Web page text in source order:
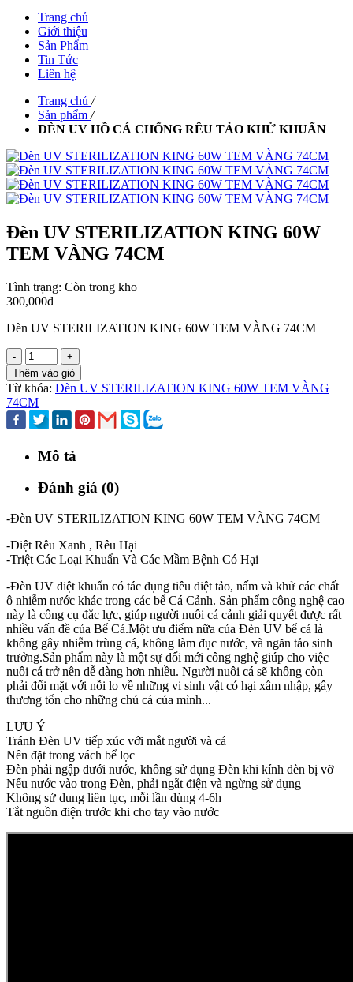
Trang chủ
Giới thiệu
Sản Phẩm
Tin Tức
Liên hệ
Trang chủ /
Sản phẩm /
ĐÈN UV HỒ CÁ CHỐNG RÊU TẢO KHỬ KHUẨN
Đèn UV STERILIZATION KING 60W
TEM VÀNG 74CM
Tình trạng: Còn trong kho
300,000đ
Đèn UV STERILIZATION KING 60W TEM VÀNG 74CM
-
+
Thêm vào giỏ
Từ khóa: Đèn UV STERILIZATION KING 60W TEM VÀNG
74CM
Mô tả
Đánh giá (0)
-Đèn UV STERILIZATION KING 60W TEM VÀNG 74CM
-Diệt Rêu Xanh , Rêu Hại
-Triệt Các Loại Khuẩn Và Các Mầm Bệnh Có Hại
-Đèn UV diệt khuẩn có tác dụng tiêu diệt tảo, nấm và khử các chất
ô nhiễm nước khác trong các bể Cá Cảnh. Sản phẩm công nghệ cao
này là công cụ đắc lực, giúp người nuôi cá cảnh giải quyết được rất
nhiều vấn đề của Bể Cá.Một ưu điểm nữa của Đèn UV bể cá là
không gây nhiễm trùng cá, không làm đục nước, và ngăn tảo sinh
trưởng.Sản phẩm này là một sự đổi mới công nghệ giúp cho việc
nuôi cá trở nên dễ dàng hơn nhiều. Người nuôi cá sẽ không còn
phải đối mặt với nỗi lo về những vi sinh vật có hại xâm nhập, gây
thương tổn cho những chú cá của mình...
LƯU Ý
Tránh Đèn UV tiếp xúc với mắt người và cá
Nên đặt trong vách bể lọc
Đèn phải ngập dưới nước, không sử dụng Đèn khi kính đèn bị vỡ
Nếu nước vào trong Đèn, phải ngắt điện và ngừng sử dụng
Không sử dung liên tục, mỗi lần dùng 4-6h
Tắt nguồn điện trước khi cho tay vào nước